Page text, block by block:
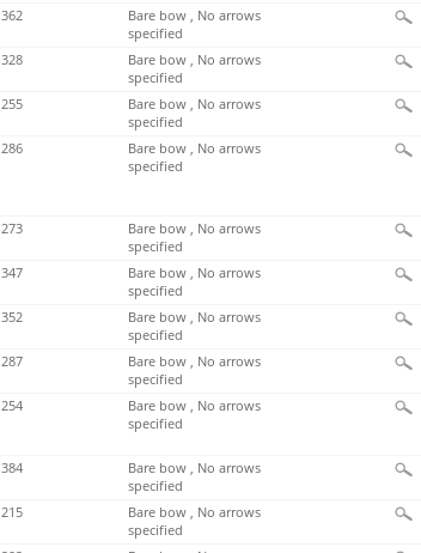
362
Bare bow , No arrows
specified
328
Bare bow , No arrows
specified
255
Bare bow , No arrows
specified
286
Bare bow , No arrows
specified
273
Bare bow , No arrows
specified
347
Bare bow , No arrows
specified
352
Bare bow , No arrows
specified
287
Bare bow , No arrows
specified
254
Bare bow , No arrows
specified
384
Bare bow , No arrows
specified
215
Bare bow , No arrows
specified